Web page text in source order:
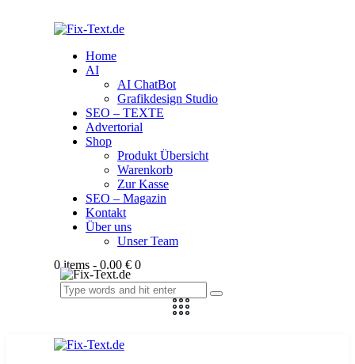
Home
AI
AI ChatBot
Grafikdesign Studio
SEO – TEXTE
Advertorial
Shop
Produkt Übersicht
Warenkorb
Zur Kasse
SEO – Magazin
Kontakt
Über uns
Unser Team
0 items - 0.00 € 0